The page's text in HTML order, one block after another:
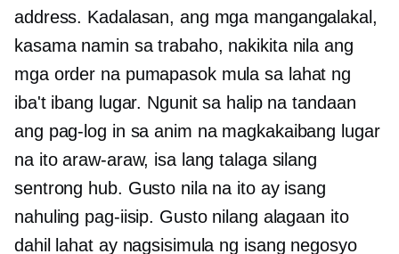
address. Kadalasan, ang mga mangangalakal,
kasama namin sa trabaho, nakikita nila ang
mga order na pumapasok mula sa lahat ng
iba't ibang lugar. Ngunit sa halip na tandaan
ang pag-log in sa anim na magkakaibang lugar
na ito araw-araw, isa lang talaga silang
sentrong hub. Gusto nila na ito ay isang
nahuling pag-iisip. Gusto nilang alagaan ito
dahil lahat ay nagsisimula ng isang negosyo